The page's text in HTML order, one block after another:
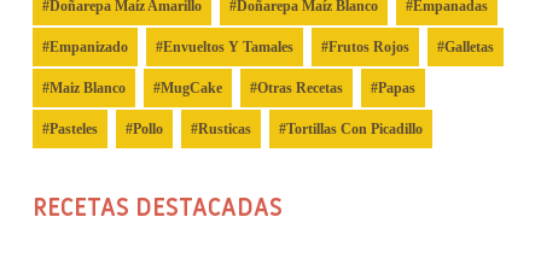
Doñarepa Maíz Amarillo Doñarepa Maíz Blanco Empanadas
Empanizado Envueltos Y Tamales Frutos Rojos Galletas
Maiz Blanco MugCake Otras Recetas Papas
Pasteles Pollo Rusticas Tortillas Con Picadillo
RECETAS DESTACADAS